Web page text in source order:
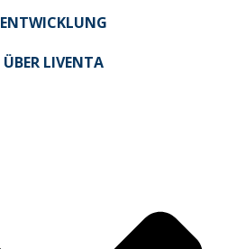
ENTWICKLUNG
ÜBER LIVENTA